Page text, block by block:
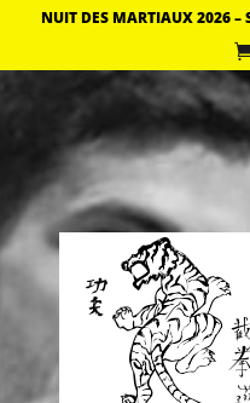
NUIT DES MARTIAUX 2026 –